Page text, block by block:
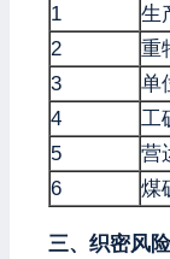
1
生
2
重
3
单
4
工
5
营
6
煤
三、织密风